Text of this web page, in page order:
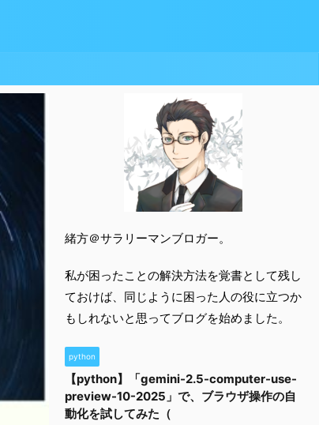
緒方＠サラリーマンブロガー。
私が困ったことの解決方法を覚書として残し
ておけば、同じように困った人の役に立つか
もしれないと思ってブログを始めました。
python
【python】「gemini-2.5-computer-use-
preview-10-2025」で、ブラウザ操作の自
動化を試してみた（